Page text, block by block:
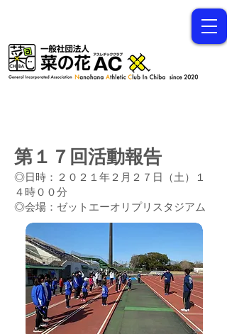
第１７回活動報告
◎日時：２０２１年２月２７日（土）１
４時００分
◎会場：ゼットエーオリプリスタジアム